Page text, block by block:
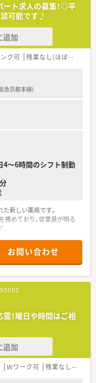
ート求人の募集！◎平
談可能です♪
追加
ク可 残業なし(ほぼなし含む)
急京都本線)
4～6時間のシフト制勤
新しい薬局です。
めており、従業員が明る
機関の処方箋を面で受けて
在行っておらず、業務は外
ります。
に取り組むこともできま
お問い合わせ
！曜日や時間はご相
追加
Ｗワーク可 残業なし(ほぼなし含む)